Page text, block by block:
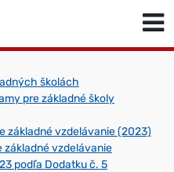
školách
pre základné školy
základné vzdelávanie (2023)
základné vzdelávanie
podľa Dodatku č. 5